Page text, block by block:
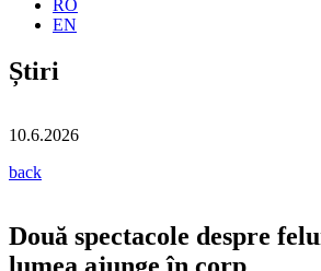
RO
EN
Știri
10.6.2026
back
Două spectacole despre
lumea ajunge în corp